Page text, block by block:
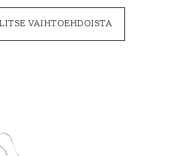
VAIHTOEHDOISTA